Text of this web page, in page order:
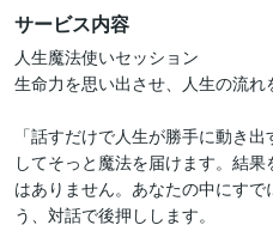
サービス内容
人生魔法使いセッション
生命力を思い出させ、人生の流
「話すだけで人生が勝手に動き
してそっと魔法を届けます。結
はありません。あなたの中にす
う、対話で後押しします。